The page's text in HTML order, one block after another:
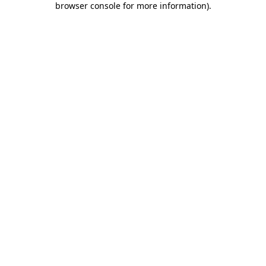
browser console for more information).